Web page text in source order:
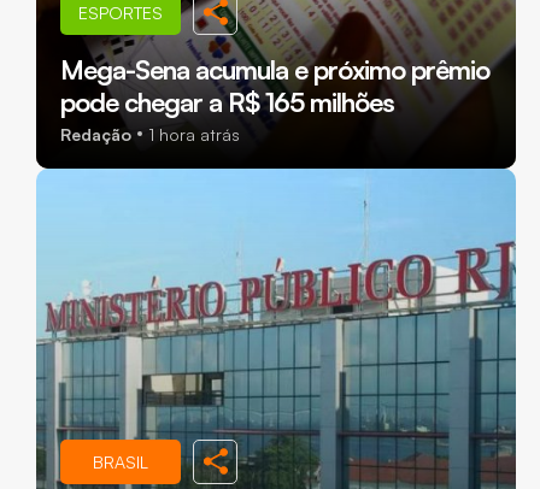
ESPORTES
Mega-Sena acumula e próximo prêmio
pode chegar a R$ 165 milhões
Redação 1 hora atrás
BRASIL